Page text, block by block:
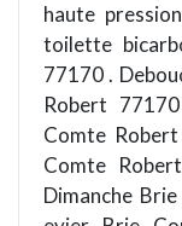
haute
toilette
77170 .
Robert
Comte
Comte
Dimanche